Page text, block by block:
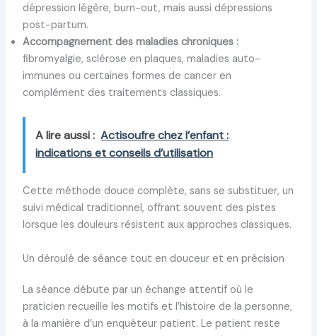
dépression légère, burn-out, mais aussi dépressions
post-partum.
Accompagnement des maladies chroniques :
fibromyalgie, sclérose en plaques, maladies auto-
immunes ou certaines formes de cancer en
complément des traitements classiques.
A lire aussi : Actisoufre chez l’enfant :
indications et conseils d’utilisation
Cette méthode douce complète, sans se substituer, un
suivi médical traditionnel, offrant souvent des pistes
lorsque les douleurs résistent aux approches classiques.
Un déroulé de séance tout en douceur et en précision
La séance débute par un échange attentif où le
praticien recueille les motifs et l’histoire de la personne,
à la manière d’un enquêteur patient. Le patient reste